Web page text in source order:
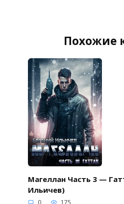
Похожие
Магеллан Часть 3 —
Ильичев)
0 175